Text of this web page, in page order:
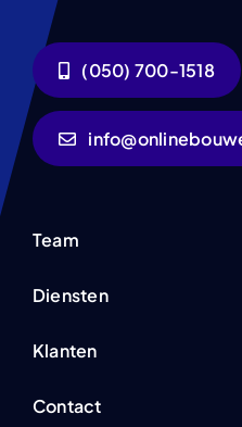
(050) 700-1518
Team
Diensten
Klanten
Contact